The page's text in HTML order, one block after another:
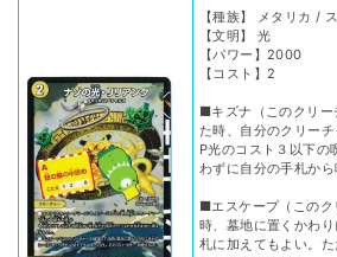
【種族】 メタリカ /
【文明】 光
【パワー】2000
【コスト】2
■キズナ（このクリー
た時、自分のクリー
P光のコスト３以下の
わずに自分の手札から
■エスケープ（このク
時、墓地に置くかわ
札に加えてもよい。